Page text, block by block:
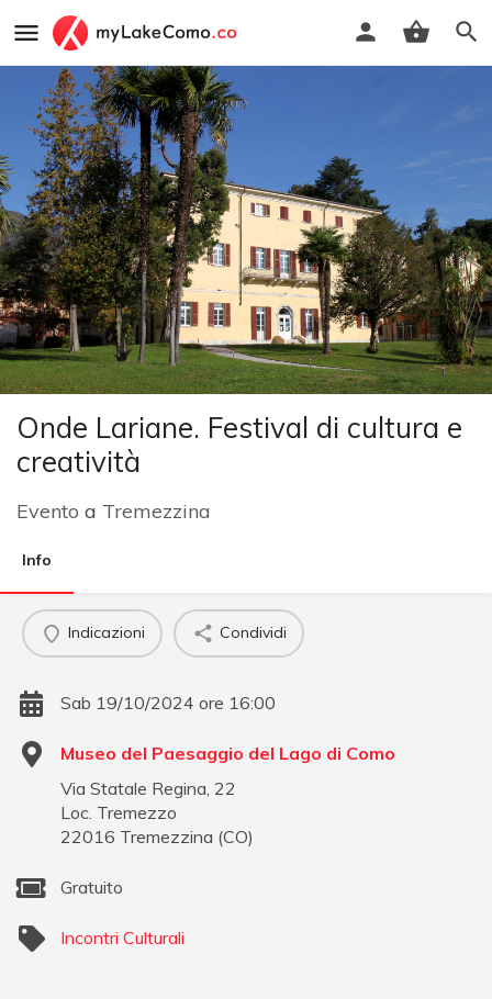
Onde Lariane. Festival di cultura e
creatività
Evento a Tremezzina
Info
Indicazioni Condividi
Sab 19/10/2024 ore 16:00
Museo del Paesaggio del Lago di Como
Via Statale Regina, 22
Loc. Tremezzo
22016 Tremezzina (CO)
Gratuito
Incontri Culturali